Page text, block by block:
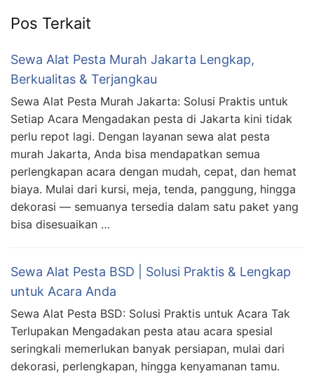
Pos Terkait
Sewa Alat Pesta Murah Jakarta Lengkap,
Berkualitas & Terjangkau
Sewa Alat Pesta Murah Jakarta: Solusi Praktis untuk
Setiap Acara Mengadakan pesta di Jakarta kini tidak
perlu repot lagi. Dengan layanan sewa alat pesta
murah Jakarta, Anda bisa mendapatkan semua
perlengkapan acara dengan mudah, cepat, dan hemat
biaya. Mulai dari kursi, meja, tenda, panggung, hingga
dekorasi — semuanya tersedia dalam satu paket yang
bisa disesuaikan …
Sewa Alat Pesta BSD | Solusi Praktis & Lengkap
untuk Acara Anda
Sewa Alat Pesta BSD: Solusi Praktis untuk Acara Tak
Terlupakan Mengadakan pesta atau acara spesial
seringkali memerlukan banyak persiapan, mulai dari
dekorasi, perlengkapan, hingga kenyamanan tamu.